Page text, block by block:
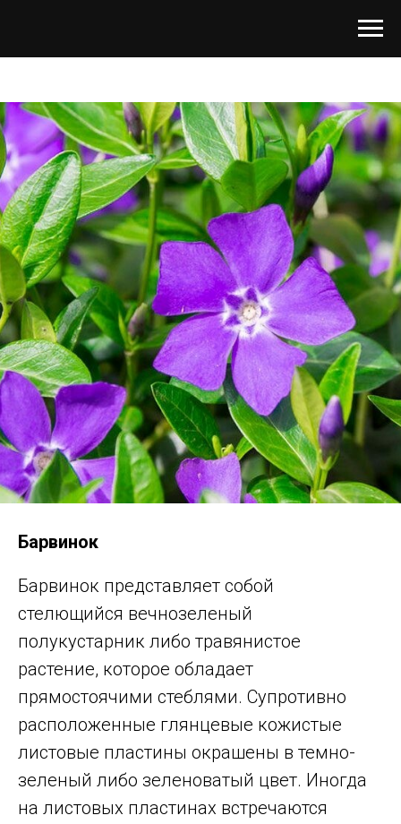
Барвинок
Барвинок представляет собой
стелющийся вечнозеленый
полукустарник либо травянистое
растение, которое обладает
прямостоячими стеблями. Супротивно
расположенные глянцевые кожистые
листовые пластины окрашены в темно-
зеленый либо зеленоватый цвет. Иногда
на листовых пластинах встречаются